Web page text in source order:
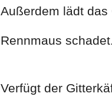
Außerdem lädt
Rennmaus schadet.
Verfügt der